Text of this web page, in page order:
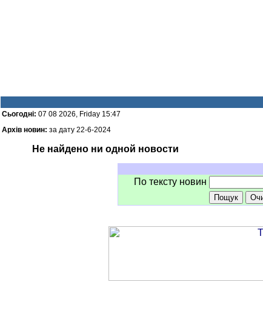
Сьогодні: 07 08 2026, Friday 15:47
Архів новин: за дату 22-6-2024
Не найдено ни одной новости
По тексту новин